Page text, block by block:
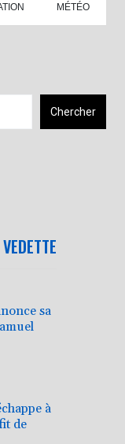
MÉTÉO
Chercher
sa
à
de